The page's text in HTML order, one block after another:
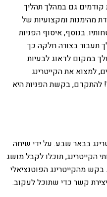
גם במהלך תהליך
מהימנות ומקצועיות של
בנוסף, איסוף הפניות
תעבור בצורה חלקה כך
במקום לדאוג לבעיות
למצוא את הקייטרינג
להתקדם, בקשת הפניות היא
בבאר שבע. על ידי שיחה
תוכלו לקבל מושג
מהקייטרינג הפוטנציאלי
קשר כדי שתוכל לעקוב.